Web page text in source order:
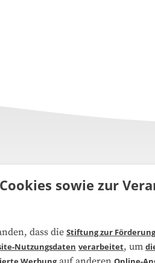
Kooperationen
sowie zur
dass die Stiftung zur
Nutzungsdaten verarbeitet, um